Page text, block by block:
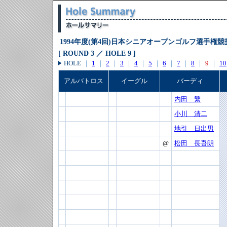
1994年度(第4回)日本シニアオープンゴルフ選手権競
[ ROUND 3 ／ HOLE 9 ]
HOLE
｜ 1 ｜ 2 ｜ 3 ｜ 4 ｜ 5 ｜ 6 ｜ 7 ｜ 8 ｜ 9 ｜ 10
アルバトロス イーグル バーディ
内田 繁
小川 清二
地引 日出男
@
松田 長吾朗